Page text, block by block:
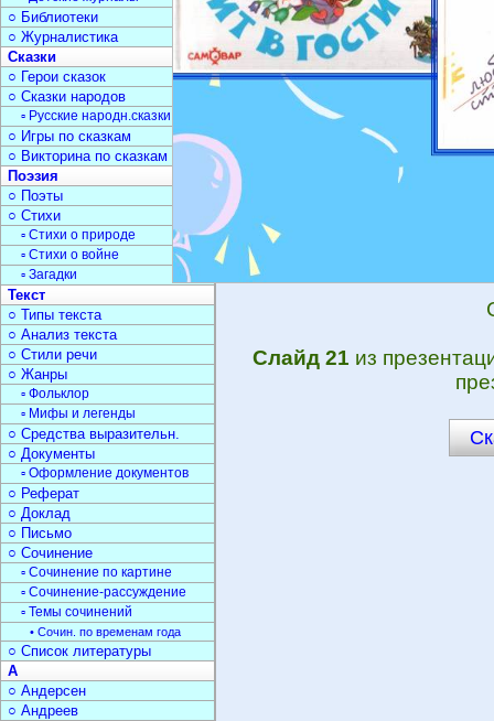
Слайд 21 из
○ Библиотеки
○ Журналистика
Сказки
○ Герои сказок
○ Сказки народов
▫ Русские народн.сказки
○ Игры по сказкам
○ Викторина по сказкам
Поэзия
○ Поэты
○ Стихи
▫ Стихи о природе
▫ Стихи о войне
▫ Загадки
Текст
○ Типы текста
○ Анализ текста
○ Стили речи
○ Жанры
▫ Фольклор
▫ Мифы и легенды
○ Средства выразительн.
○ Документы
▫ Оформление документов
○ Реферат
○ Доклад
○ Письмо
○ Сочинение
▫ Сочинение по картине
▫ Сочинение-рассуждение
▫ Темы сочинений
• Сочин. по временам года
○ Список литературы
А
○ Андерсен
○ Андреев